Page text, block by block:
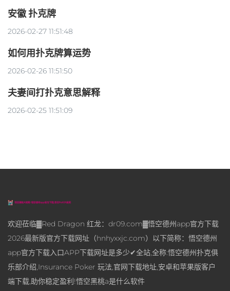
安徽 扑克牌
2026-02-27 11:51:48
如何用扑克牌算运势
2026-02-26 11:51:50
夫妻间打扑克意思解释
2026-02-25 11:51:09
欢迎莅临▓Red Dragon 红龙：dr09.com▓悟空德州app官方下载
2026最新版官方下载网址（hnhyxxjc.com）以下简称：悟空德州
app官方下载入口APP下载网址是多少✔全站,全称:悟空德州扑克俱
乐部介绍,Insurance Poker 玩法,官网下载地址,安卓和苹果版客户
端下载,助你稳定盈利!悟空黑桃a是什么软件